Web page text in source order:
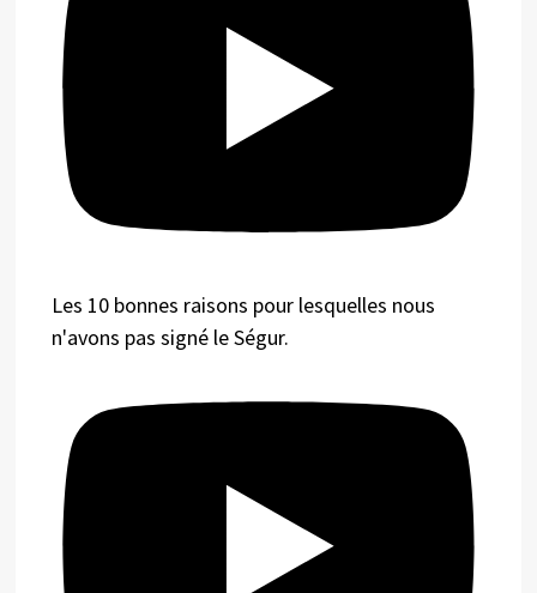
Les 10 bonnes raisons pour lesquelles nous
n'avons pas signé le Ségur.